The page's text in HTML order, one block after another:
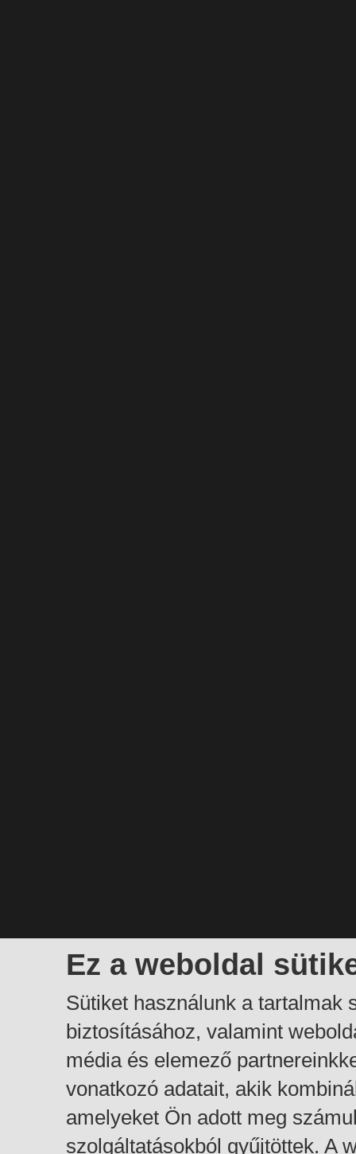
Ez a weboldal
Sütiket használunk a tartalmak
biztosításához, valamint
média és elemező
vonatkozó adatait, akik
amelyeket Ön adott meg
szolgáltatásokból gyűjtöttek. A